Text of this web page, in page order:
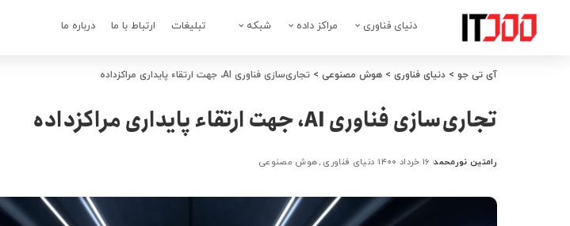
دنیای فناوری مراکز داده شبکه تبلیغات ارتباط با ما درباره ما
آی تی جو > دنیای فناوری > هوش مصنوعی > تجاری‌سازی فناوری AI، جهت ارتقاء پایداری مراکزداده
تجاری‌سازی فناوری AI، جهت ارتقاء پایداری مراکزداده
ارسال
توسط
رامتین نورمحمد ۱۶ خرداد ۱۴۰۰ دنیای فناوری هوش مصنوعی